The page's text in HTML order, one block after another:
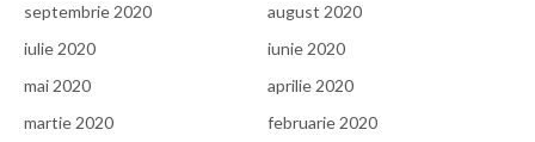
septembrie 2020
august 2020
iulie 2020
iunie 2020
mai 2020
aprilie 2020
martie 2020
februarie 2020